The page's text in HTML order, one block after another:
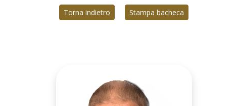
Torna indietro Stampa bacheca